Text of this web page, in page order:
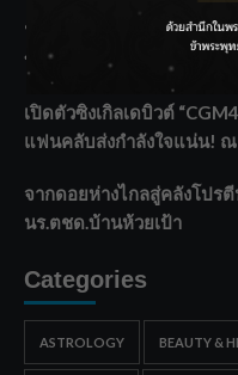
“สุริยะ” สั่งกรมชลฯ เฝ้าระ
บริหารเชิงรุกลดเสี่ยงน้ำท่วม
เปิดตัวซิงเกิลเดบิวต์
แฟนคลับส่งกำลังใจแน่น! ณ
จากดอยห่างไกลสู่คลังโป
นร.ตชด.บ้านห้วยเป้า
Categories
ASTROLOGY BEAUTY &